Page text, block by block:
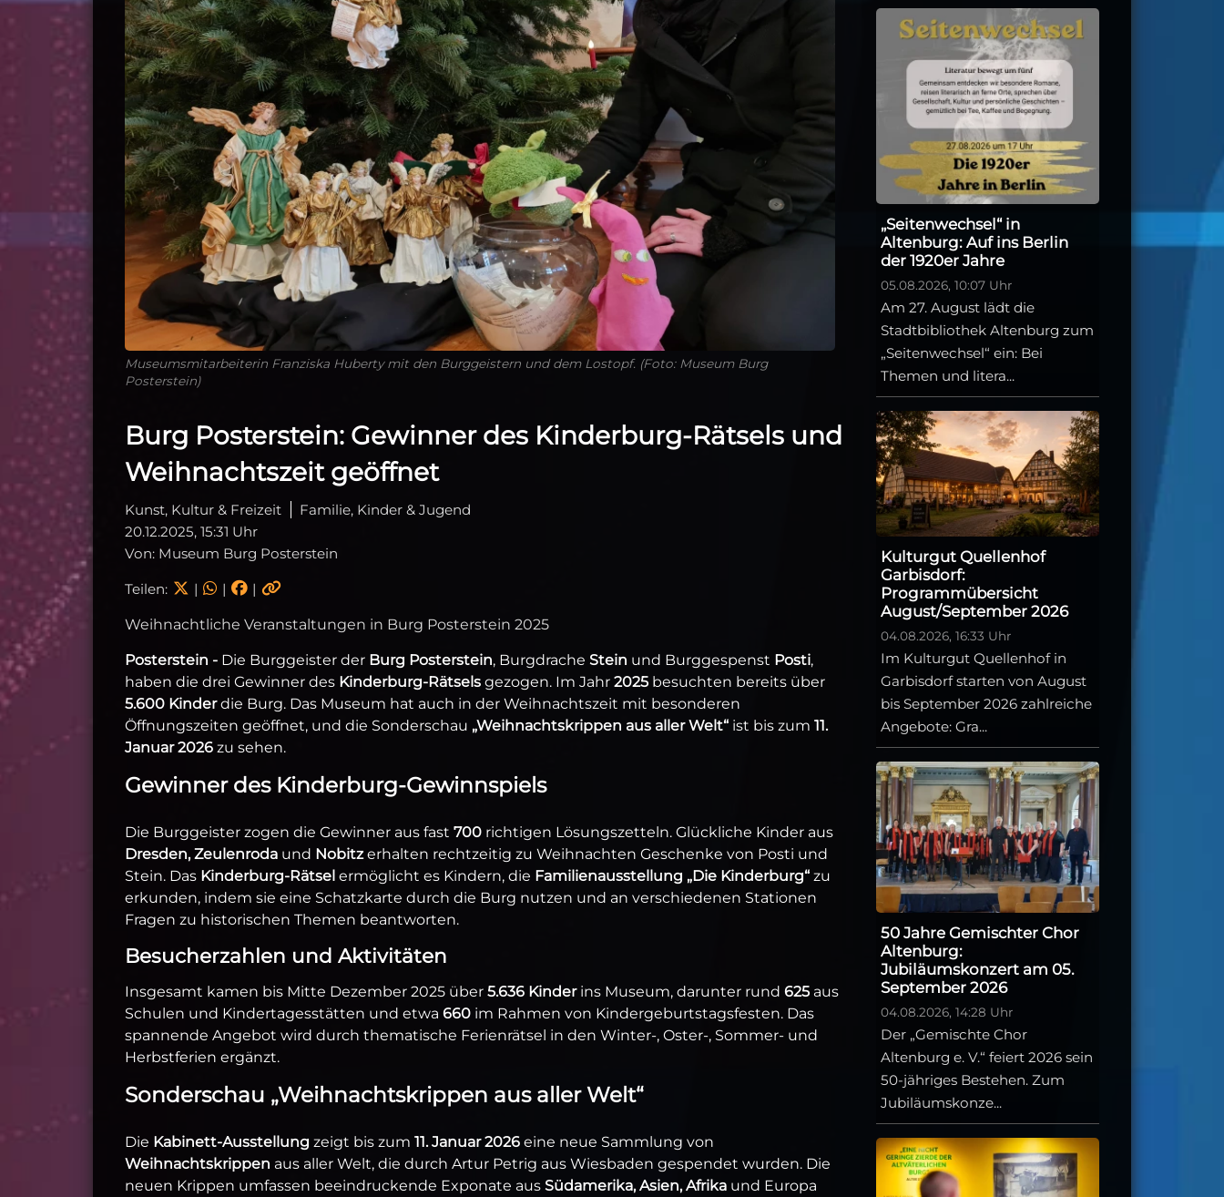
Museumsmitarbeiterin Franziska Huberty mit den Burggeistern und dem Lostopf. (Foto: Museum Burg
Posterstein)
Burg Posterstein: Gewinner des Kinderburg-Rätsels und
Weihnachtszeit geöffnet
Kunst, Kultur & Freizeit
Familie, Kinder & Jugend
20.12.2025, 15:31 Uhr
Von: Museum Burg Posterstein
Teilen: | | |
Weihnachtliche Veranstaltungen in Burg Posterstein 2025
Posterstein - Die Burggeister der Burg Posterstein, Burgdrache Stein und Burggespenst Posti,
haben die drei Gewinner des Kinderburg-Rätsels gezogen. Im Jahr 2025 besuchten bereits über
5.600 Kinderdie Burg. Das Museum hat auch in der Weihnachtszeit mit besonderen
Öffnungszeiten geöffnet, und die Sonderschau „Weihnachtskrippen aus aller Welt“ ist bis zum 11.
Januar 2026 zu sehen.
Gewinner des Kinderburg-Gewinnspiels
Die Burggeister zogen die Gewinner aus fast 700 richtigen Lösungszetteln. Glückliche Kinder aus
Dresden, Zeulenroda und Nobitzerhalten rechtzeitig zu Weihnachten Geschenke von Posti und
Stein. Das Kinderburg-Rätsel ermöglicht es Kindern, die Familienausstellung „Die Kinderburg“ zu
erkunden, indem sie eine Schatzkarte durch die Burg nutzen und an verschiedenen Stationen
Fragen zu historischen Themen beantworten.
Besucherzahlen und Aktivitäten
Insgesamt kamen bis Mitte Dezember 2025 über 5.636 Kinderins Museum, darunter rund 625 aus
Schulen und Kindertagesstätten und etwa 660 im Rahmen von Kindergeburtstagsfesten. Das
spannende Angebot wird durch thematische Ferienrätsel in den Winter-, Oster-, Sommer- und
Herbstferien ergänzt.
Sonderschau „Weihnachtskrippen aus aller Welt“
Die Kabinett-Ausstellung zeigt bis zum 11. Januar 2026 eine neue Sammlung von
Weihnachtskrippen aus aller Welt, die durch Artur Petrig aus Wiesbaden gespendet wurden. Die
neuen Krippen umfassen beeindruckende Exponate aus Südamerika, Asien, Afrika und Europa
„Seitenwechsel“ in
Altenburg: Auf ins Berlin
der 1920er Jahre
05.08.2026, 10:07 Uhr
Am 27. August lädt die
Stadtbibliothek Altenburg zum
„Seitenwechsel“ ein: Bei
Themen und litera...
Kulturgut Quellenhof
Garbisdorf:
Programmübersicht
August/September 2026
04.08.2026, 16:33 Uhr
Im Kulturgut Quellenhof in
Garbisdorf starten von August
bis September 2026 zahlreiche
Angebote: Gra...
50 Jahre Gemischter Chor
Altenburg:
Jubiläumskonzert am 05.
September 2026
04.08.2026, 14:28 Uhr
Der „Gemischte Chor
Altenburg e. V.“ feiert 2026 sein
50-jähriges Bestehen. Zum
Jubiläumskonze...